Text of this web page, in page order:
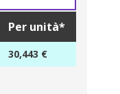
Per unità*
30,443 €